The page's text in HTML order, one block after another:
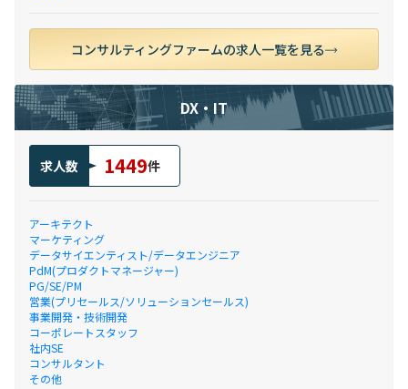
コンサルティングファームの求人一覧を見る
DX・IT
求人数 1449件
アーキテクト
マーケティング
データサイエンティスト/データエンジニア
PdM(プロダクトマネージャー)
PG/SE/PM
営業(プリセールス/ソリューションセールス)
事業開発・技術開発
コーポレートスタッフ
社内SE
コンサルタント
その他